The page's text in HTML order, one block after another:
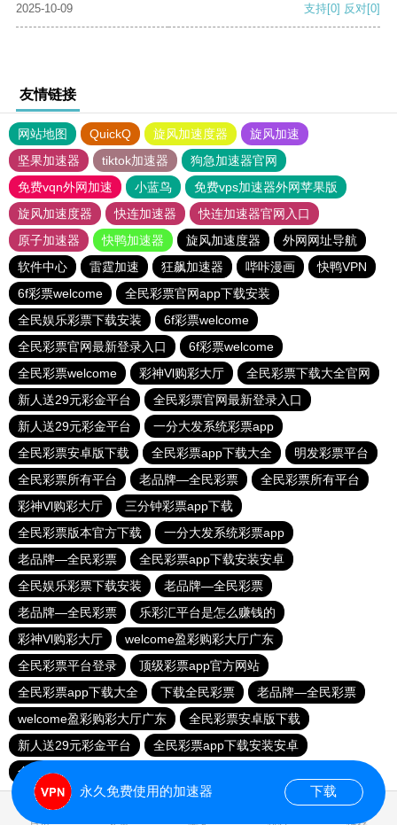
2025-10-09 支持[0] 反对[0]
友情链接
网站地图 QuickQ 旋风加速度器
旋风加速
坚果加速器
tiktok加速器
狗急加速器官网
免费vqn外网加速
小蓝鸟
免费vps加速器外网苹果版
旋风加速度器
快连加速器
快连加速器官网入口
原子加速器
快鸭加速器 旋风加速度器
外网网址导航
软件中心
雷霆加速 狂飙加速器 哔咔漫画
快鸭VPN
6f彩票welcome
全民彩票官网app下载安装
全民娱乐彩票下载安装
6f彩票welcome
全民彩票官网最新登录入口
6f彩票welcome
全民彩票welcome
彩神Vl购彩大厅
全民彩票下载大全官网
新人送29元彩金平台
全民彩票官网最新登录入口
新人送29元彩金平台
一分大发系统彩票app
全民彩票安卓版下载
全民彩票app下载大全
明发彩票平台
全民彩票所有平台
老品牌—全民彩票
全民彩票所有平台
彩神Vl购彩大厅
三分钟彩票app下载
全民彩票版本官方下载
一分大发系统彩票app
老品牌—全民彩票
全民彩票app下载安装安卓
全民娱乐彩票下载安装
老品牌—全民彩票
老品牌—全民彩票
乐彩汇平台是怎么赚钱的
彩神Vl购彩大厅
welcome盈彩购彩大厅广东
全民彩票平台登录
顶级彩票app官方网站
全民彩票app下载大全
下载全民彩票
老品牌—全民彩票
welcome盈彩购彩大厅广东
全民彩票安卓版下载
新人送29元彩金平台
全民彩票app下载安装安卓
全民彩票app下载安装安卓
永久免费使用的加速器 下载